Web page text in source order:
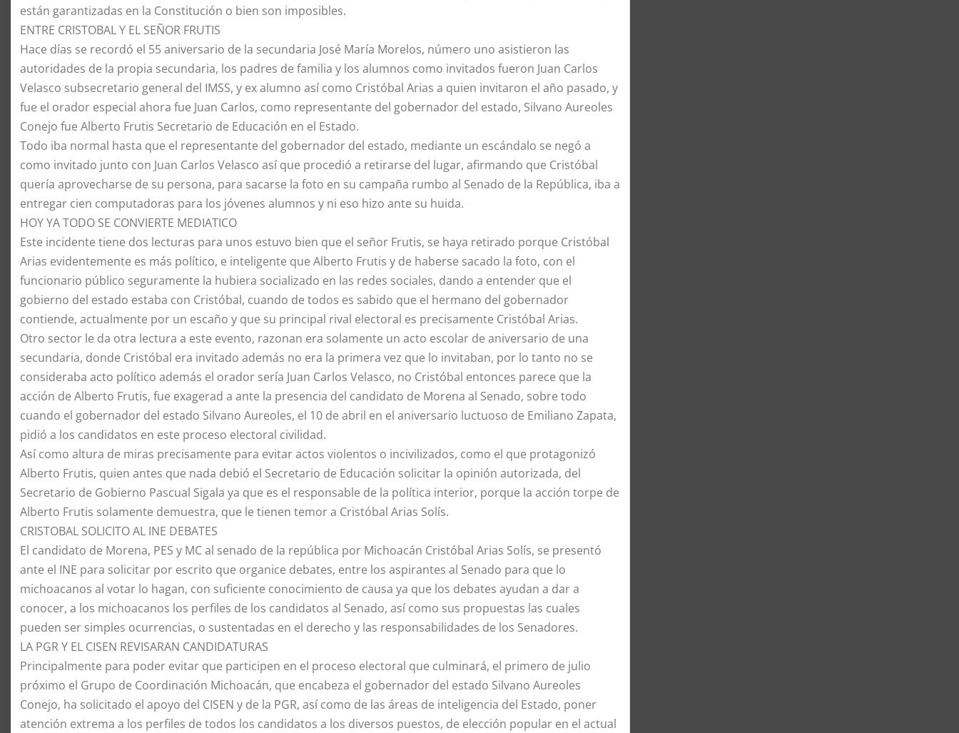
están garantizadas en la Constitución o bien son imposibles.
ENTRE CRISTOBAL Y EL SEÑOR FRUTIS
Hace días se recordó el 55 aniversario de la secundaria José María Morelos, número uno asistieron las
autoridades de la propia secundaria, los padres de familia y los alumnos como invitados fueron Juan Carlos
Velasco subsecretario general del IMSS, y ex alumno así como Cristóbal Arias a quien invitaron el año pasado, y
fue el orador especial ahora fue Juan Carlos, como representante del gobernador del estado, Silvano Aureoles
Conejo fue Alberto Frutis Secretario de Educación en el Estado.
Todo iba normal hasta que el representante del gobernador del estado, mediante un escándalo se negó a
como invitado junto con Juan Carlos Velasco así que procedió a retirarse del lugar, afirmando que Cristóbal
quería aprovecharse de su persona, para sacarse la foto en su campaña rumbo al Senado de la República, iba a
entregar cien computadoras para los jóvenes alumnos y ni eso hizo ante su huida.
HOY YA TODO SE CONVIERTE MEDIATICO
Este incidente tiene dos lecturas para unos estuvo bien que el señor Frutis, se haya retirado porque Cristóbal
Arias evidentemente es más político, e inteligente que Alberto Frutis y de haberse sacado la foto, con el
funcionario público seguramente la hubiera socializado en las redes sociales, dando a entender que el
gobierno del estado estaba con Cristóbal, cuando de todos es sabido que el hermano del gobernador
contiende, actualmente por un escaño y que su principal rival electoral es precisamente Cristóbal Arias.
Otro sector le da otra lectura a este evento, razonan era solamente un acto escolar de aniversario de una
secundaria, donde Cristóbal era invitado además no era la primera vez que lo invitaban, por lo tanto no se
consideraba acto político además el orador sería Juan Carlos Velasco, no Cristóbal entonces parece que la
acción de Alberto Frutis, fue exagerad a ante la presencia del candidato de Morena al Senado, sobre todo
cuando el gobernador del estado Silvano Aureoles, el 10 de abril en el aniversario luctuoso de Emiliano Zapata,
pidió a los candidatos en este proceso electoral civilidad.
Así como altura de miras precisamente para evitar actos violentos o incivilizados, como el que protagonizó
Alberto Frutis, quien antes que nada debió el Secretario de Educación solicitar la opinión autorizada, del
Secretario de Gobierno Pascual Sigala ya que es el responsable de la política interior, porque la acción torpe de
Alberto Frutis solamente demuestra, que le tienen temor a Cristóbal Arias Solís.
CRISTOBAL SOLICITO AL INE DEBATES
El candidato de Morena, PES y MC al senado de la república por Michoacán Cristóbal Arias Solís, se presentó
ante el INE para solicitar por escrito que organice debates, entre los aspirantes al Senado para que lo
michoacanos al votar lo hagan, con suficiente conocimiento de causa ya que los debates ayudan a dar a
conocer, a los michoacanos los perfiles de los candidatos al Senado, así como sus propuestas las cuales
pueden ser simples ocurrencias, o sustentadas en el derecho y las responsabilidades de los Senadores.
LA PGR Y EL CISEN REVISARAN CANDIDATURAS
Principalmente para poder evitar que participen en el proceso electoral que culminará, el primero de julio
próximo el Grupo de Coordinación Michoacán, que encabeza el gobernador del estado Silvano Aureoles
Conejo, ha solicitado el apoyo del CISEN y de la PGR, así como de las áreas de inteligencia del Estado, poner
atención extrema a los perfiles de todos los candidatos a los diversos puestos, de elección popular en el actual